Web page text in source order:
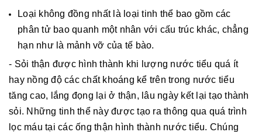
Loại không đồng nhất là loại tinh thể bao gồm các
phân tử bao quanh một nhân với cấu trúc khác, chẳng
hạn như là mảnh vỡ của tế bào.
- Sỏi thận được hình thành khi lượng nước tiểu quá ít
hay nồng độ các chất khoáng kể trên trong nước tiểu
tăng cao, lắng đọng lại ở thận, lâu ngày kết lại tạo thành
sỏi. Những tinh thể này được tạo ra thông qua quá trình
lọc máu tại các ống thận hình thành nước tiểu. Chúng